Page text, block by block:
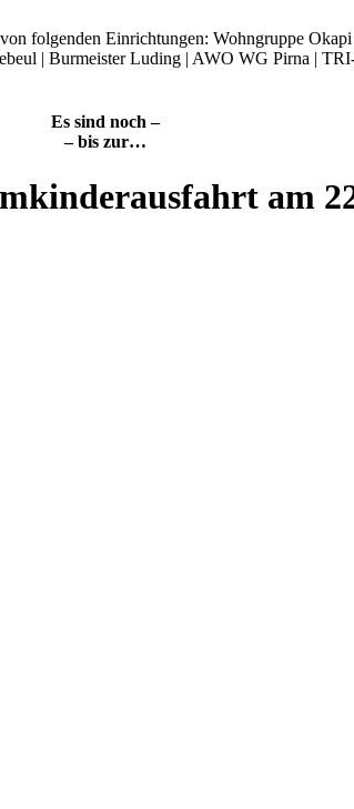
folgenden Einrichtungen: Wohngruppe
| Burmeister Luding | AWO WG Pirna |
Es sind noch –
– bis zur…
am